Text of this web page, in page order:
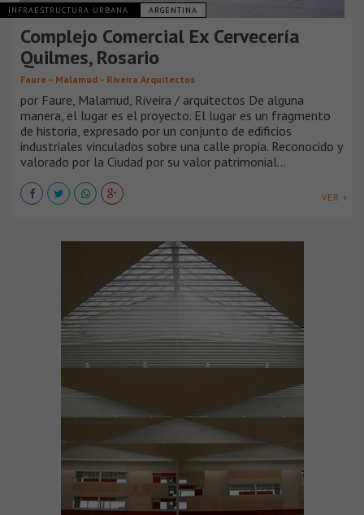
INFRAESTRUCTURA URBANA ARGENTINA
Complejo Comercial Ex Cervecería
Quilmes, Rosario
Faure – Malamud – Riveira Arquitectos
por Faure, Malamud, Riveira / arquitectos De alguna
manera, el lugar es el proyecto. El lugar es un fragmento
de historia, expresado por un conjunto de edificios
industriales vinculados sobre una calle propia. Reconocido y
valorado por la Ciudad por su valor patrimonial...
VER +